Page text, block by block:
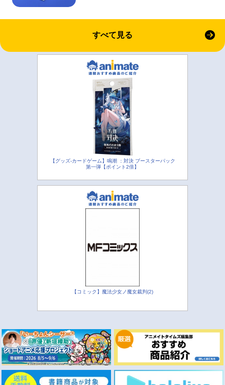
すべて見る
【グッズ-カードゲーム】鳴潮 ：対決 ブースターパック
第一弾【ポイント2倍】
【コミック】魔法少女ノ魔女裁判(2)